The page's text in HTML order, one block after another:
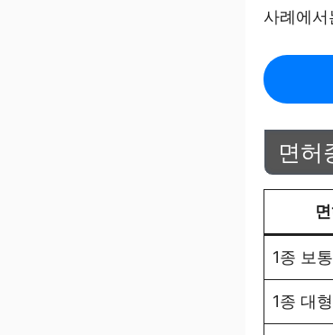
사례에
면허
1종 보통
1종 대형